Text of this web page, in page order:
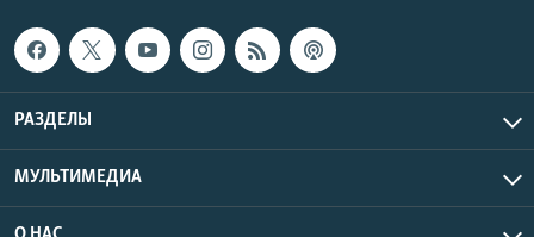
РАЗДЕЛЫ
МУЛЬТИМЕДИА